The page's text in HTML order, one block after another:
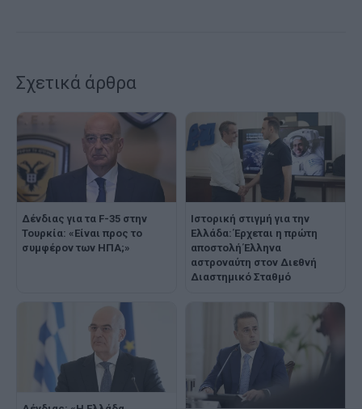
Σχετικά άρθρα
Δένδιας για τα F-35 στην
Τουρκία: «Είναι προς το
συμφέρον των ΗΠΑ;»
Ιστορική στιγμή για την
Ελλάδα: Έρχεται η πρώτη
αποστολή Έλληνα
αστροναύτη στον Διεθνή
Διαστημικό Σταθμό